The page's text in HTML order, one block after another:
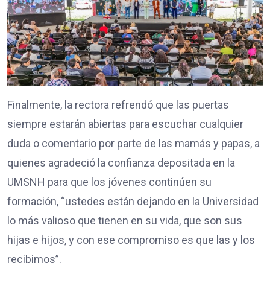
Finalmente, la rectora refrendó que las puertas
siempre estarán abiertas para escuchar cualquier
duda o comentario por parte de las mamás y papas, a
quienes agradeció la confianza depositada en la
UMSNH para que los jóvenes continúen su
formación, “ustedes están dejando en la Universidad
lo más valioso que tienen en su vida, que son sus
hijas e hijos, y con ese compromiso es que las y los
recibimos”.